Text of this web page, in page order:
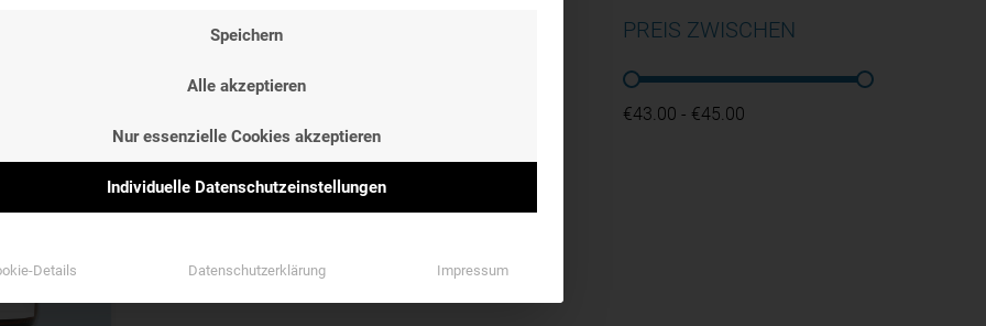
ETIKETTEN
ETIKETTEN
PREIS ZWISCHEN
PREIS ZWISCHEN
€43.00 - €45.00
Speichern
Alle akzeptieren
Nur essenzielle Cookies akzeptieren
Individuelle Datenschutzeinstellungen
Details Datenschutzerklärung Impressum